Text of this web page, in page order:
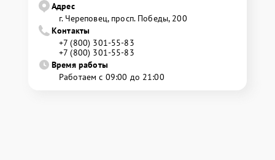
Адрес
г. Череповец, просп. Победы, 200
Контакты
+7 (800) 301-55-83
+7 (800) 301-55-83
Время работы
Работаем с 09:00 до 21:00